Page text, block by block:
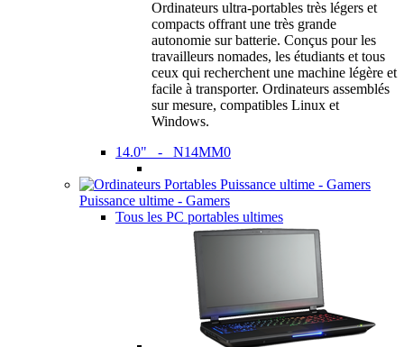
Ordinateurs ultra-portables très légers et
compacts offrant une très grande
autonomie sur batterie. Conçus pour les
travailleurs nomades, les étudiants et tous
ceux qui recherchent une machine légère et
facile à transporter. Ordinateurs assemblés
sur mesure, compatibles Linux et
Windows.
14.0" - N14MM0
Puissance ultime - Gamers
Tous les PC portables ultimes